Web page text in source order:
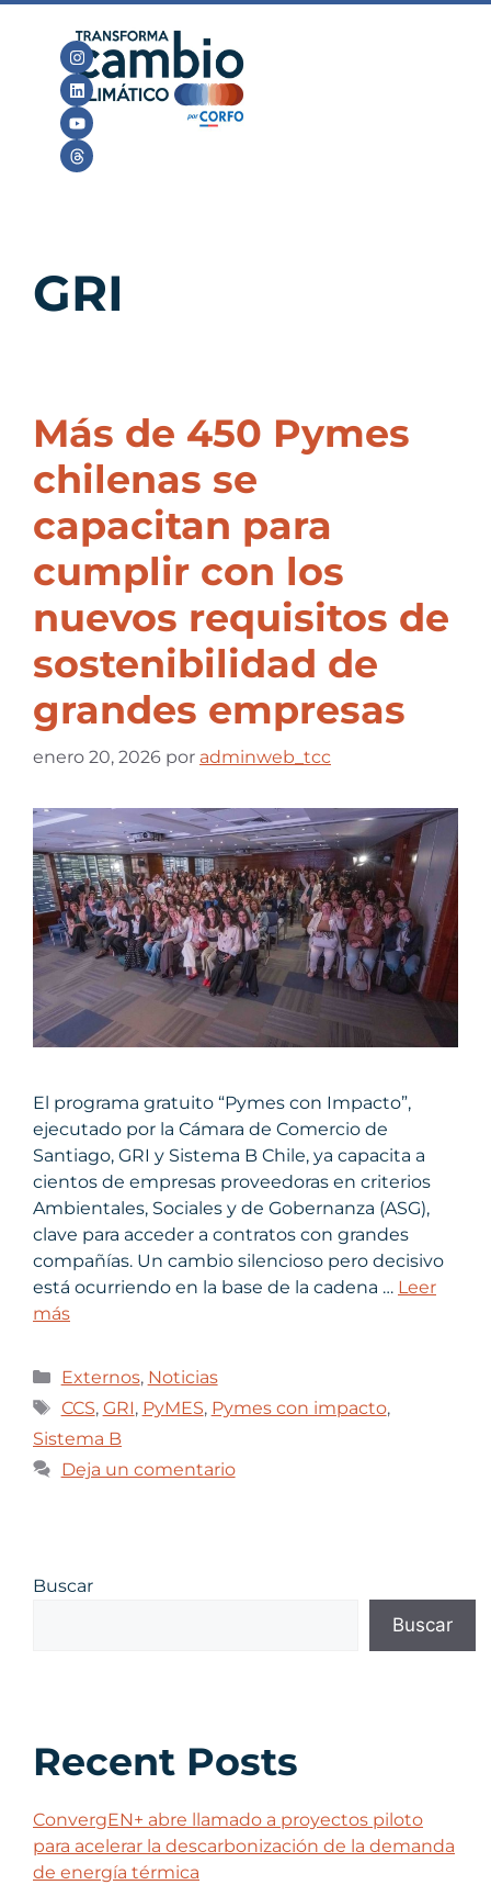
GRI
Más de 450 Pymes
chilenas se
capacitan para
cumplir con los
nuevos requisitos de
sostenibilidad de
grandes empresas
enero 20, 2026 por adminweb_tcc
El programa gratuito “Pymes con Impacto”,
ejecutado por la Cámara de Comercio de
Santiago, GRI y Sistema B Chile, ya capacita a
cientos de empresas proveedoras en criterios
Ambientales, Sociales y de Gobernanza (ASG),
clave para acceder a contratos con grandes
compañías. Un cambio silencioso pero decisivo
está ocurriendo en la base de la cadena … Leer
más
Externos, Noticias
CCS, GRI, PyMES, Pymes con impacto,
Sistema B
Deja un comentario
Buscar
Buscar
Recent Posts
ConvergEN+ abre llamado a proyectos piloto
para acelerar la descarbonización de la demanda
de energía térmica